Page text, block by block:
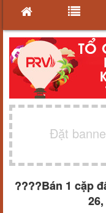
Đặt
????Bán 1 cặp